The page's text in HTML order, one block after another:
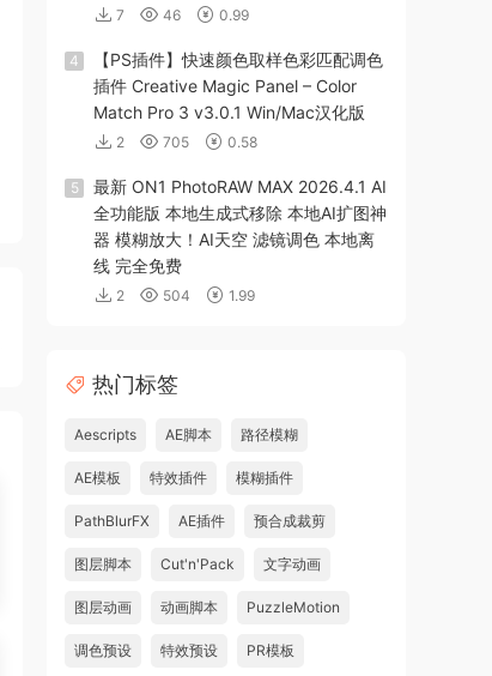
7 46 0.99
4
【PS插件】快速颜色取样色彩匹配调色
插件 Creative Magic Panel – Color
Match Pro 3 v3.0.1 Win/Mac汉化版
2 705 0.58
5
最新 ON1 PhotoRAW MAX 2026.4.1 AI
全功能版 本地生成式移除 本地AI扩图神
器 模糊放大！AI天空 滤镜调色 本地离
线 完全免费
2 504 1.99
热门标签
Aescripts AE脚本 路径模糊
AE模板 特效插件 模糊插件
PathBlurFX AE插件 预合成裁剪
图层脚本 Cut'n'Pack 文字动画
图层动画 动画脚本 PuzzleMotion
调色预设 特效预设 PR模板